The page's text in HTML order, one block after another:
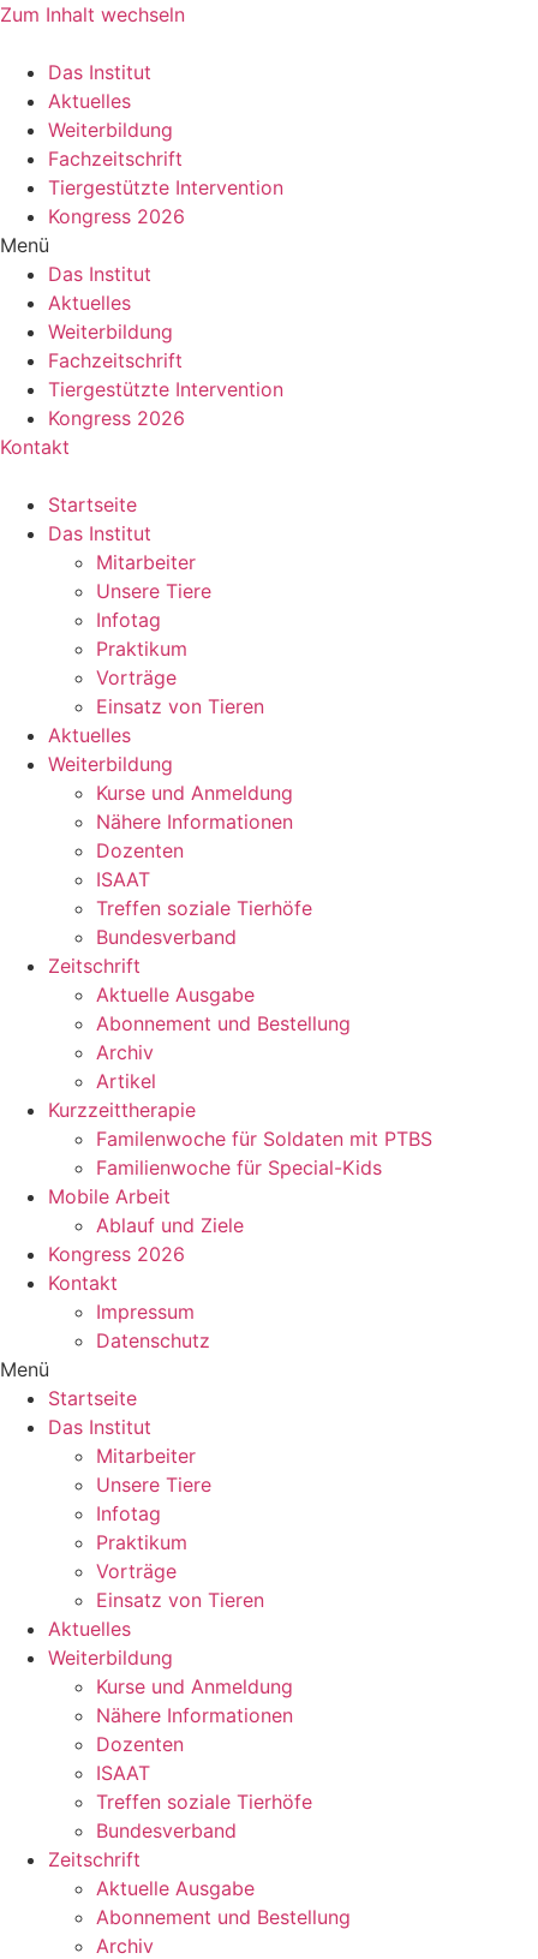
Zum Inhalt wechseln
Das Institut
Aktuelles
Weiterbildung
Fachzeitschrift
Tiergestützte Intervention
Kongress 2026
Menü
Das Institut
Aktuelles
Weiterbildung
Fachzeitschrift
Tiergestützte Intervention
Kongress 2026
Kontakt
Startseite
Das Institut
Mitarbeiter
Unsere Tiere
Infotag
Praktikum
Vorträge
Einsatz von Tieren
Aktuelles
Weiterbildung
Kurse und Anmeldung
Nähere Informationen
Dozenten
ISAAT
Treffen soziale Tierhöfe
Bundesverband
Zeitschrift
Aktuelle Ausgabe
Abonnement und Bestellung
Archiv
Artikel
Kurzzeittherapie
Familenwoche für Soldaten mit PTBS
Familienwoche für Special-Kids
Mobile Arbeit
Ablauf und Ziele
Kongress 2026
Kontakt
Impressum
Datenschutz
Menü
Startseite
Das Institut
Mitarbeiter
Unsere Tiere
Infotag
Praktikum
Vorträge
Einsatz von Tieren
Aktuelles
Weiterbildung
Kurse und Anmeldung
Nähere Informationen
Dozenten
ISAAT
Treffen soziale Tierhöfe
Bundesverband
Zeitschrift
Aktuelle Ausgabe
Abonnement und Bestellung
Archiv